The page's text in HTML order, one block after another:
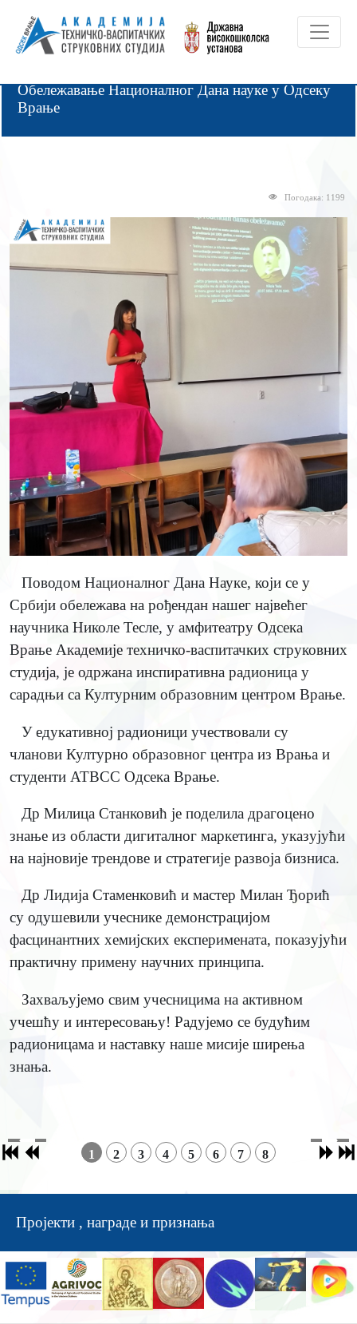
Обележавање Националног Дана науке у Одсеку
Врање
Погодака: 1199
Поводом Националног Дана Науке, који се у
Србији обележава на рођендан нашег највећег
научника Николе Тесле, у амфитеатру Одсека
Врање Академије техничко-васпитачких струковних
студија, је одржана инспиративна радионица у
сарадњи са Културним образовним центром Врање.
У едукативној радионици учествовали су
чланови Културно образовног центра из Врања и
студенти АТВСС Одсека Врање.
Др Милица Станковић је поделила драгоцено
знање из области дигиталног маркетинга, указујући
на најновије трендове и стратегије развоја бизниса.
Др Лидија Стаменковић и мастер Милан Ђорић
су одушевили учеснике демонстрацијом
фасцинантних хемијских експеримената, показујући
практичну примену научних принципа.
Захваљујемо свим учесницима на активном
учешћу и интересовању! Радујемо се будућим
радионицама и наставку наше мисије ширења
знања.
1 2 3 4 5 6 7 8
Пројекти , награде и признања